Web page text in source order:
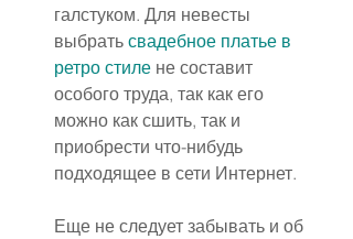
галстуком. Для невесты
выбрать свадебное платье в
ретро стиле не составит
особого труда, так как его
можно как сшить, так и
приобрести что-нибудь
подходящее в сети Интернет.
Еще не следует забывать и об